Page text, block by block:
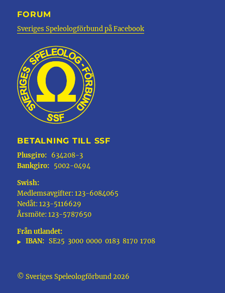
FORUM
Sveriges Speleologförbund på Facebook
BETALNING TILL SSF
Plusgiro: 634208-3
Bankgiro: 5002-0494
Swish:
Medlemsavgifter: 123-6084065
Nedåt: 123-5116629
Årsmöte: 123-5787650
Från utlandet:
IBAN: SE25 3000 0000 0183 8170 1708
© Sveriges Speleologförbund 2026